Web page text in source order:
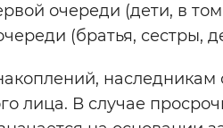
очереди (дети, в
(братья, сестры,
наследникам
лица. В случае